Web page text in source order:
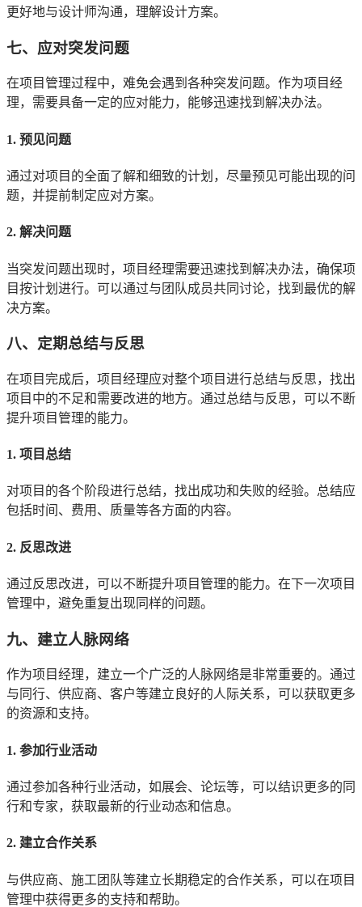
更好地与设计师沟通，理解设计方案。
七、应对突发问题
在项目管理过程中，难免会遇到各种突发问题。作为项目经
理，需要具备一定的应对能力，能够迅速找到解决办法。
1. 预见问题
通过对项目的全面了解和细致的计划，尽量预见可能出现的问
题，并提前制定应对方案。
2. 解决问题
当突发问题出现时，项目经理需要迅速找到解决办法，确保项
目按计划进行。可以通过与团队成员共同讨论，找到最优的解
决方案。
八、定期总结与反思
在项目完成后，项目经理应对整个项目进行总结与反思，找出
项目中的不足和需要改进的地方。通过总结与反思，可以不断
提升项目管理的能力。
1. 项目总结
对项目的各个阶段进行总结，找出成功和失败的经验。总结应
包括时间、费用、质量等各方面的内容。
2. 反思改进
通过反思改进，可以不断提升项目管理的能力。在下一次项目
管理中，避免重复出现同样的问题。
九、建立人脉网络
作为项目经理，建立一个广泛的人脉网络是非常重要的。通过
与同行、供应商、客户等建立良好的人际关系，可以获取更多
的资源和支持。
1. 参加行业活动
通过参加各种行业活动，如展会、论坛等，可以结识更多的同
行和专家，获取最新的行业动态和信息。
2. 建立合作关系
与供应商、施工团队等建立长期稳定的合作关系，可以在项目
管理中获得更多的支持和帮助。